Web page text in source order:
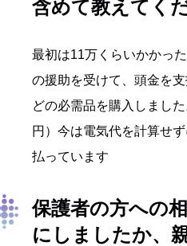
含めて教えてく
最初は11万くらいかかっ
の援助を受けて、頭金を
どの必需品を購入しまし
円）今は電気代を計算せ
払っています
保護者の方への
にしましたか、